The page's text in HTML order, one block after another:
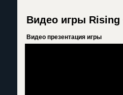
Видео игры Rising
Видео презентация игры